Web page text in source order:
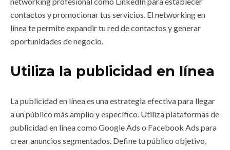
contactos y promocionar tus servicios. El networking en
línea te permite expandir tu red de contactos y generar
oportunidades de negocio.
Utiliza la publicidad en línea
La publicidad en línea es una estrategia efectiva para llegar
a un público más amplio y específico. Utiliza plataformas de
publicidad en línea como Google Ads o Facebook Ads para
crear anuncios segmentados. Define tu público objetivo,